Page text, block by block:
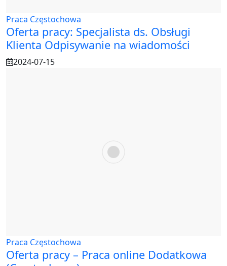
Praca Częstochowa
Oferta pracy: Specjalista ds. Obsługi
Klienta Odpisywanie na wiadomości
2024-07-15
Praca Częstochowa
Oferta pracy – Praca online Dodatkowa